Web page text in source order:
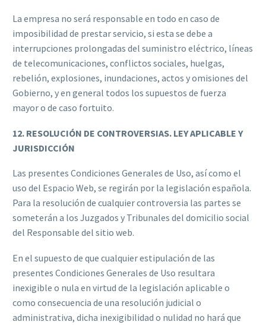
La empresa no será responsable en todo en caso de
imposibilidad de prestar servicio, si esta se debe a
interrupciones prolongadas del suministro eléctrico, líneas
de telecomunicaciones, conflictos sociales, huelgas,
rebelión, explosiones, inundaciones, actos y omisiones del
Gobierno, y en general todos los supuestos de fuerza
mayor o de caso fortuito.
12. RESOLUCIÓN DE CONTROVERSIAS. LEY APLICABLE Y
JURISDICCIÓN
Las presentes Condiciones Generales de Uso, así como el
uso del Espacio Web, se regirán por la legislación española.
Para la resolución de cualquier controversia las partes se
someterán a los Juzgados y Tribunales del domicilio social
del Responsable del sitio web.
En el supuesto de que cualquier estipulación de las
presentes Condiciones Generales de Uso resultara
inexigible o nula en virtud de la legislación aplicable o
como consecuencia de una resolución judicial o
administrativa, dicha inexigibilidad o nulidad no hará que